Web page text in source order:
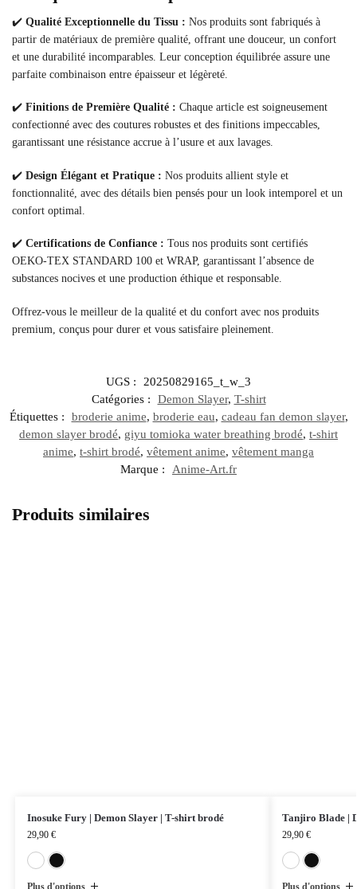
✔️ Qualité Exceptionnelle du Tissu : Nos produits sont fabriqués à
partir de matériaux de première qualité, offrant une douceur, un confort
et une durabilité incomparables. Leur conception équilibrée assure une
parfaite combinaison entre épaisseur et légèreté.
✔️ Finitions de Première Qualité : Chaque article est soigneusement
confectionné avec des coutures robustes et des finitions impeccables,
garantissant une résistance accrue à l’usure et aux lavages.
✔️ Design Élégant et Pratique : Nos produits allient style et
fonctionnalité, avec des détails bien pensés pour un look intemporel et un
confort optimal.
✔️ Certifications de Confiance : Tous nos produits sont certifiés
OEKO-TEX STANDARD 100 et WRAP, garantissant l’absence de
substances nocives et une production éthique et responsable.
Offrez-vous le meilleur de la qualité et du confort avec nos produits
premium, conçus pour durer et vous satisfaire pleinement.
UGS :
20250829165_t_w_3
Catégories :
Demon Slayer, T-shirt
Étiquettes :
broderie anime, broderie eau, cadeau fan demon slayer,
demon slayer brodé, giyu tomioka water breathing brodé, t-shirt
anime, t-shirt brodé, vêtement anime, vêtement manga
Marque :
Anime-Art.fr
Produits similaires
Inosuke Fury | Demon Slayer | T-shirt brodé
29,90 €
Tanjiro Blade |
29,90 €